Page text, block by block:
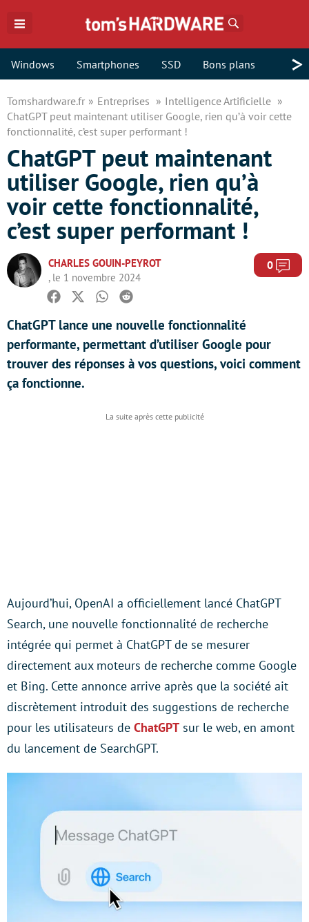
Windows Smartphones SSD Bons plans >
Tomshardware.fr Entreprises
Intelligence Artificielle
ChatGPT peut maintenant utiliser Google, rien qu’à voir cette
fonctionnalité, c’est super performant !
ChatGPT peut maintenant
utiliser Google, rien qu’à
voir cette fonctionnalité,
c’est super performant !
CHARLES GOUIN-PEYROT
, le 1 novembre 2024
0
Facebook
TwitterWhatsapp
Reddit
ChatGPT lance une nouvelle fonctionnalité
performante, permettant d’utiliser Google pour
trouver des réponses à vos questions, voici comment
ça fonctionne.
Aujourd’hui, OpenAI a officiellement lancé ChatGPT
Search, une nouvelle fonctionnalité de recherche
intégrée qui permet à ChatGPT de se mesurer
directement aux moteurs de recherche comme Google
et Bing. Cette annonce arrive après que la société ait
discrètement introduit des suggestions de recherche
pour les utilisateurs de ChatGPT sur le web, en amont
du lancement de SearchGPT.